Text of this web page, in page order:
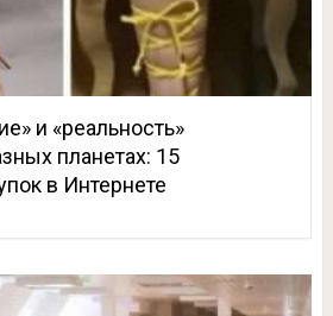
и «реальность»
планетах: 15
в Интернете